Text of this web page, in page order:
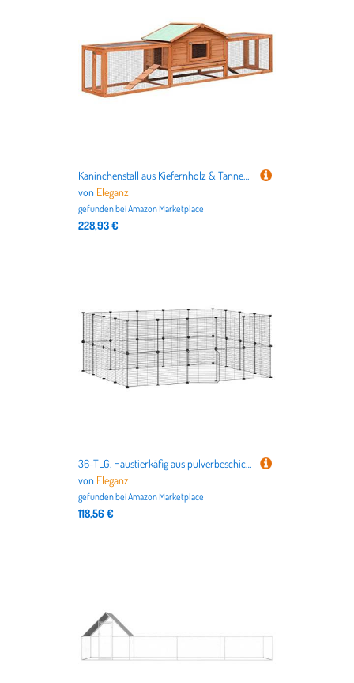
Kaninchenstall aus Kiefernholz & Tannenholz 310x70x87 cm | Großes Gehege für Kleintiere | Robust & Wetterfest | Ideal für Garten oder Terrasse | Sicherer Lebensraum für Kaninchen & Meerschweinchen
von Eleganz
gefunden beiAmazon Marketplace
228,93 €
36-TLG. Haustierkäfig aus pulverbeschichtetem Stahl für Kleintiere - 35x35 cm mit Tür, robust & sicher - Ideal für Hamster, Mäuse & mehr
von Eleganz
gefunden beiAmazon Marketplace
118,56 €